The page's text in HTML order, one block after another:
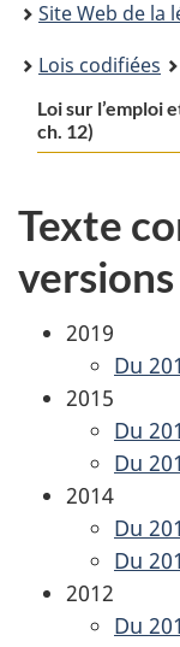
here:
Site Web de la
Lois codifiées
Loi sur l’emploi
ch. 12)
Texte
2019
Du
2015
Du
Du
2014
Du
Du
2012
Du